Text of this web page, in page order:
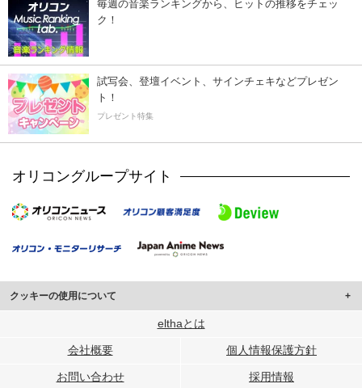
毎週の音楽ランキングから、ヒットの推移をチェッ
ク！
試写会、登壇イベント、サインチェキなどプレゼン
ト！
プレゼント特集
オリコングループサイト
クッキーの使用について
このサイトでは Cookie を使用して、ユーザーに合わせたコンテンツや広告の
行っています。
メディアや広告配信、データ解析の各パートナーに提供しています。
elthaとは
会社概要 個人情報保護方針
お問い合わせ 採用情報